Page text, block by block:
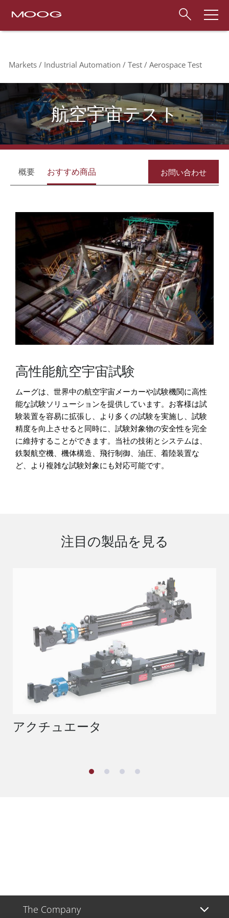
Markets Industrial Automation Test Aerospace Test
航空宇宙テスト
概要 おすすめ商品 お問い合わせ
高性能航空宇宙試験
ムーグは、世界中の航空宇宙メーカーや試験機関に高性
能な試験ソリューションを提供しています。お客様は試
験装置を容易に拡張し、より多くの試験を実施し、試験
精度を向上させると同時に、試験対象物の安全性を完全
に維持することができます。当社の技術とシステムは、
鉄製航空機、機体構造、飛行制御、油圧、着陸装置な
ど、より複雑な試験対象にも対応可能です。
注目の製品を見る
アクチュエータ
The Company